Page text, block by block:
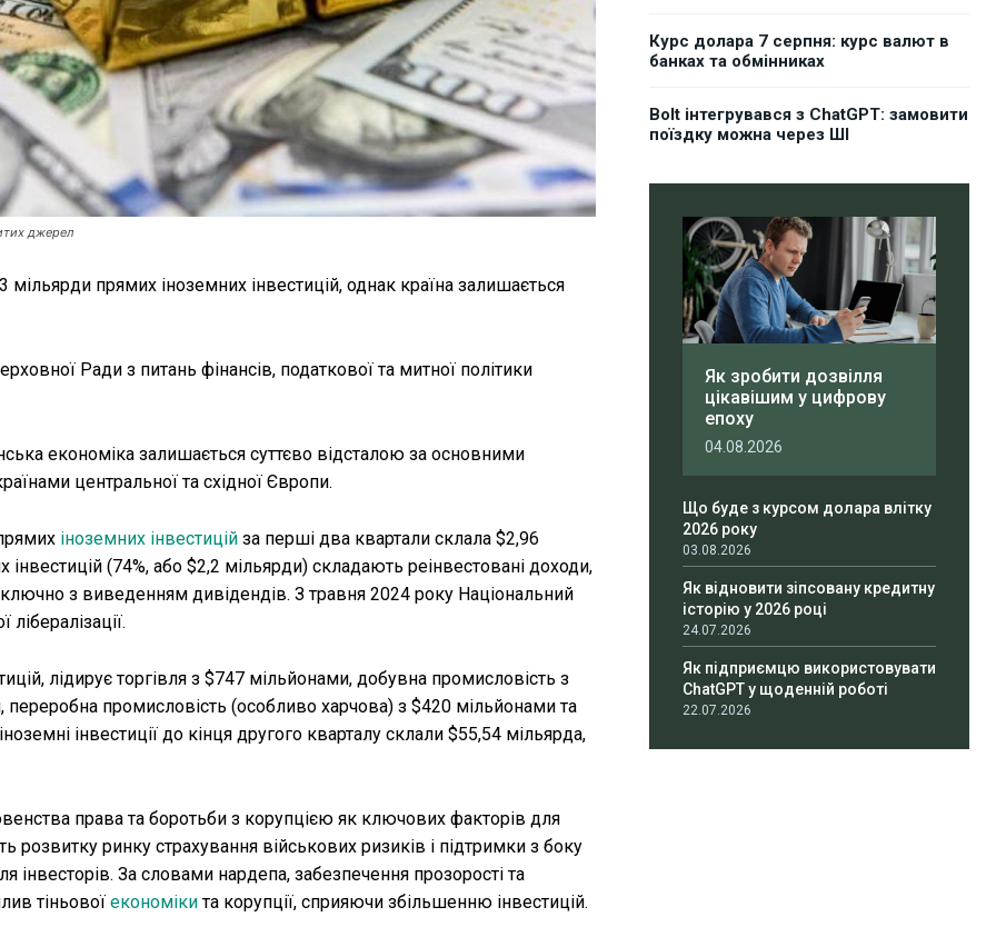
джерел
прямих іноземних інвестицій, однак країна залишається
Ради з питань фінансів, податкової та митної політики
економіка залишається суттєво відсталою за основними
центральної та східної Європи.
іноземних інвестицій за перші два квартали склала $2,96
(74%, або $2,2 мільярди) складають реінвестовані доходи,
з виведенням дивідендів. З травня 2024 року Національний
лідирує торгівля з $747 мільйонами, добувна промисловість з
промисловість (особливо харчова) з $420 мільйонами та
інвестиції до кінця другого кварталу склали $55,54 мільярда,
права та боротьби з корупцією як ключових факторів для
розвитку ринку страхування військових ризиків і підтримки з боку
інвесторів. За словами нардепа, забезпечення прозорості та
тіньової економікита корупції, сприяючи збільшенню інвестицій.
Курс долара 7 серпня: курс валют в
банках та обмінниках
Bolt інтегрувався з ChatGPT: замовити
поїздку можна через ШІ
Як зробити дозвілля
цікавішим у цифрову
епоху
04.08.2026
Що буде з курсом долара влітку
2026 року
03.08.2026
Як відновити зіпсовану кредитну
історію у 2026 році
24.07.2026
Як підприємцю використовувати
ChatGPT у щоденній роботі
22.07.2026